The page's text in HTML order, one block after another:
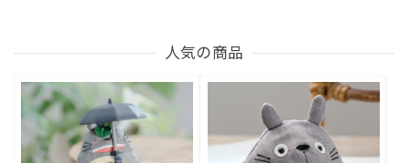
人気の商品